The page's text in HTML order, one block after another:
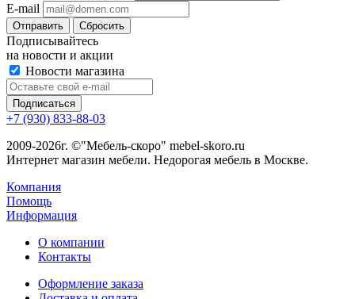
E-mail
Сбросить
Подписывайтесь
на новости и акции
Новости магазина
+7 (930) 833-88-03
2009-2026г. ©"Мебель-скоро" mebel-skoro.ru
Интернет магазин мебели. Недорогая мебель в Москве.
Компания
Помощь
Информация
О компании
Контакты
Оформление заказа